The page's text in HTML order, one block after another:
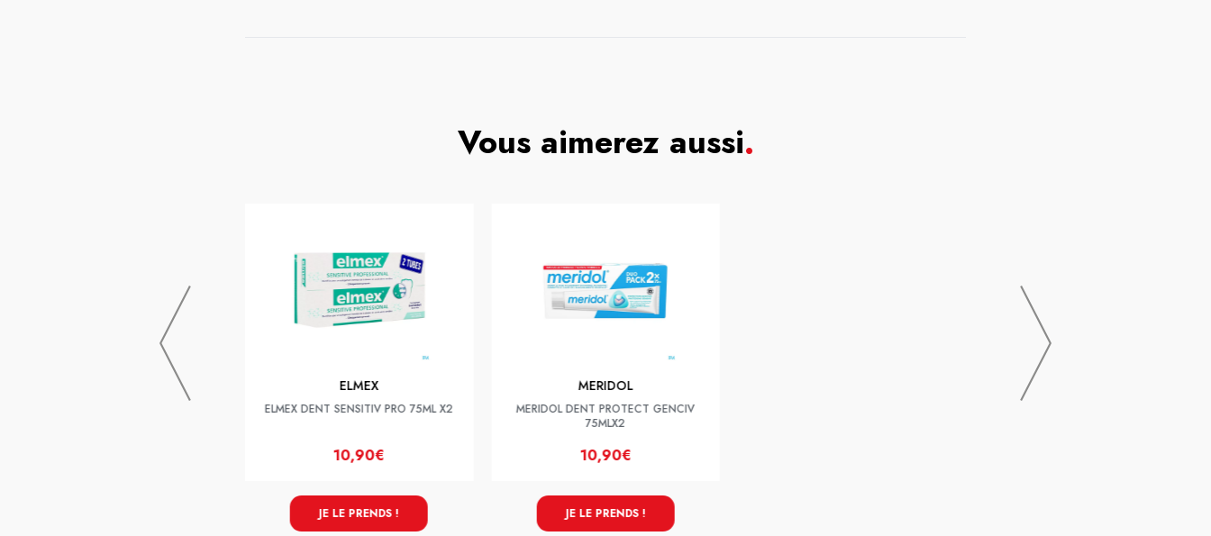
Vous aimerez aussi.
ELMEX
ELMEX DENT SENSITIV PRO 75ML X2
10,90€
JE LE PRENDS !
MERIDOL
MERIDOL DENT PROTECT GENCIV
75MLX2
10,90€
JE LE PRENDS !